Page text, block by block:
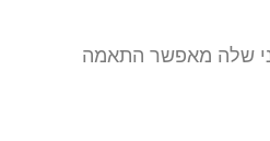
שלה מאפשר התאמה